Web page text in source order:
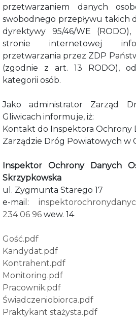
INNE
przetwarzaniem danych
swobodnego przepływu takich
dyrektywy 95/46/WE
stronie internetowej
przetwarzania przez ZDP
(zgodnie z art. 13 RODO),
kategorii osób.
Jako administrator Zarząd
Gliwicach informuje, iż:
Kontakt do Inspektora Ochrony
Zarządzie Dróg Powiatowych w
Inspektor Ochrony Danych
Skrzypkowska
ul. Zygmunta Starego 17
e-mail:
234 06 96 wew. 14
Gość.pdf
Kandydat.pdf
Kontrahent.pdf
Monitoring.pdf
Pracownik.pdf
Świadczeniobiorca.pdf
Praktykant stażysta.pdf